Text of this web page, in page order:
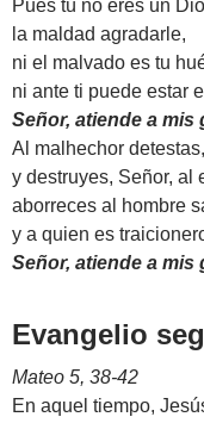
Pues tú no eres un
la maldad agradarle,
ni el malvado es tu
ni ante ti puede estar
Señor, atiende a mis
Al malhechor detestas,
y destruyes, Señor, al
aborreces al hombre
y a quien es
Señor, atiende a mis
Evangelio
Mateo 5, 38-42
En aquel tiempo,